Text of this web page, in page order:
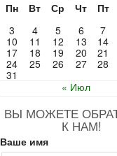
Пн
Вт Ср Чт Пт
3
4 5 6 7
10
11 12 13 14
17
18 19 20 21
24
25 26 27 28
31
« Июл
ВЫ МОЖЕТЕ
К НАМ!
Ваше имя